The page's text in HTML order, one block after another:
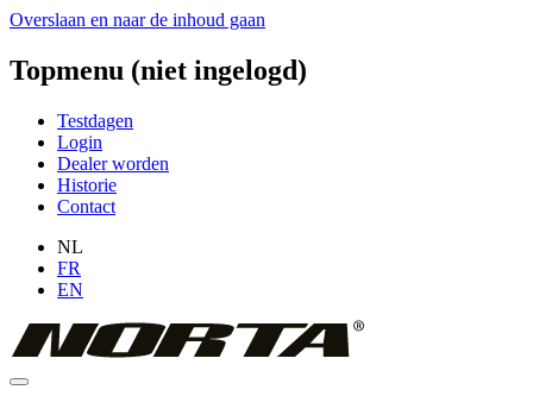
Overslaan en naar de inhoud gaan
Topmenu (niet ingelogd)
Testdagen
Login
Dealer worden
Historie
Contact
NL
FR
EN